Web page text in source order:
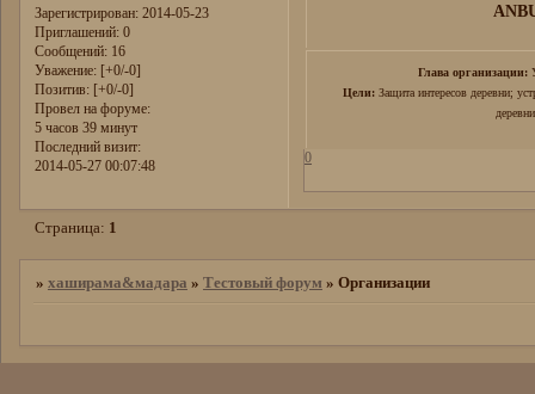
Зарегистрирован: 2014-05-23
Приглашений:0
Сообщений:16
Уважение: [+0/-0]
Позитив: [+0/-0]
Провел на форуме:
5 часов 39 минут
Последний визит:
2014-05-27 00:07:48
Глава организации:
Цели:Защита интересов деревни;
0
Страница: 1
» хаширама&мадара » Тестовый форум » Организации